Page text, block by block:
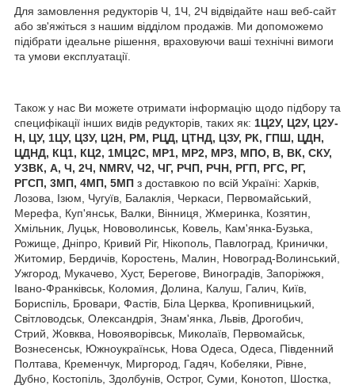
Для замовлення редукторів Ч, 1Ч, 2Ч відвідайте наш веб-сайт
або зв'яжіться з нашим відділом продажів. Ми допоможемо
підібрати ідеальне рішення, враховуючи ваші технічні вимоги
та умови експлуатації.
Також у нас Ви можете отримати інформацію щодо підбору та
специфікації інших видів редукторів, таких як: 1Ц2У, Ц2У, Ц2У-
Н, ЦУ, 1ЦУ, Ц3У, Ц2Н, РМ, РЦД, ЦТНД, ЦЗУ, РК, ГПШ, ЦДН,
ЦДНД, КЦ1, КЦ2, 1МЦ2С, МР1, МР2, МР3, МПО, В, ВК, СКУ,
УЗВК, А, Ч, 2Ч, NMRV, Ч2, ЧГ, РЧП, РЧН, РГП, РГС, РГ,
РГСП, 3МП, 4МП, 5МП з доставкою по всій Україні: Харків,
Лозова, Ізюм, Чугуїв, Балаклія, Черкаси, Первомайський,
Мерефа, Куп'янськ, Валки, Вінниця, Жмеринка, Козятин,
Хмільник, Луцьк, Нововолинськ, Ковель, Кам'янка-Бузька,
Рожище, Дніпро, Кривий Ріг, Нікополь, Павлоград, Кринички,
Житомир, Бердичів, Коростень, Малин, Новоград-Волинський,
Ужгород, Мукачево, Хуст, Берегове, Виноградів, Запоріжжя,
Івано-Франківськ, Коломия, Долина, Калуш, Галич, Київ,
Бориспіль, Бровари, Фастів, Біла Церква, Кропивницький,
Світловодськ, Олександрія, Знам'янка, Львів, Дрогобич,
Стрий, Жовква, Новояворівськ, Миколаїв, Первомайськ,
Вознесенськ, Южноукраїнськ, Нова Одеса, Одеса, Південний
Полтава, Кременчук, Миргород, Гадяч, Кобеляки, Рівне,
Дубно, Костопіль, Здолбунів, Острог, Суми, Конотоп, Шостка,